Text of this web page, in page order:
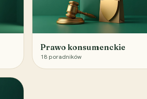
Prawo konsumenckie
18 poradników